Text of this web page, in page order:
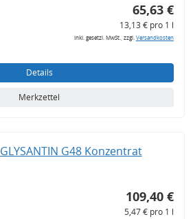
65,63 €
13,13 € pro 1 l
inkl. gesetzl. MwSt., zzgl.Versandkosten
Details
Merkzettel
GLYSANTIN G48 Konzentrat
109,40 €
5,47 € pro 1 l